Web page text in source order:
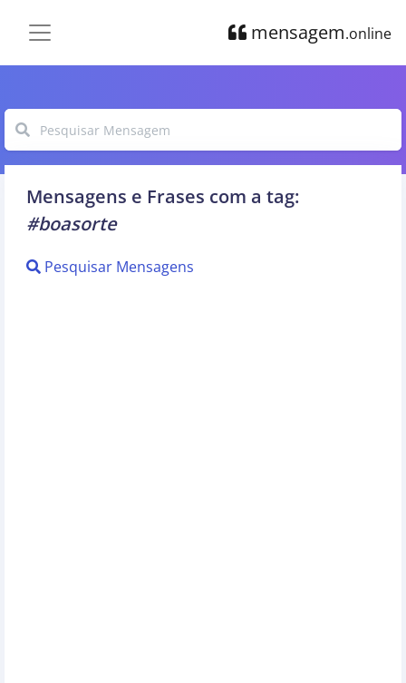
mensagem.online
Mensagens e Frases com a tag:
#boasorte
Pesquisar Mensagens